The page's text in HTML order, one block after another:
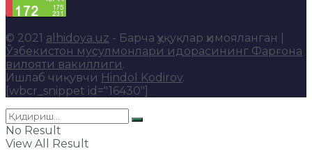
© 2021 alhidoya.uz - Барча ҳуқуқлар ҳимояланган |
Ўзбекистон мусулмонлари идорасининг Фарғона
вилояти вакиллиги.
Ишлаб чиқувчи Hindol Kodirov.
[wbcr_snippet id="16430"]
No Result
View All Result